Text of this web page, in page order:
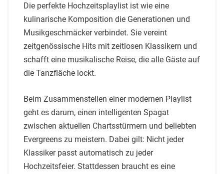
Die perfekte Hochzeitsplaylist ist wie eine
kulinarische Komposition die Generationen und
Musikgeschmäcker verbindet. Sie vereint
zeitgenössische Hits mit zeitlosen Klassikern und
schafft eine musikalische Reise, die alle Gäste auf
die Tanzfläche lockt.
Beim Zusammenstellen einer modernen Playlist
geht es darum, einen intelligenten Spagat
zwischen aktuellen Chartsstürmern und beliebten
Evergreens zu meistern. Dabei gilt: Nicht jeder
Klassiker passt automatisch zu jeder
Hochzeitsfeier. Stattdessen braucht es eine